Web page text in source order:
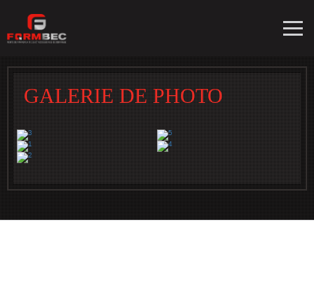
GALERIE DE PHOTO